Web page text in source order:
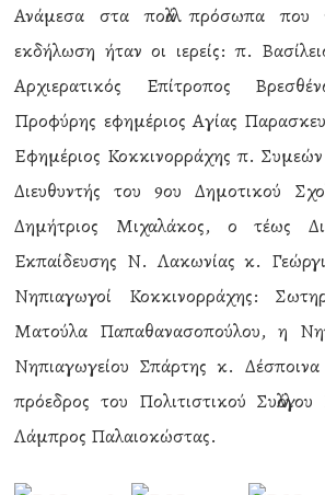
Ανάμεσα στα πολλά πρόσωπα που
εκδήλωση ήταν οι ιερείς: π.
Αρχιερατικός Επίτροπος
Προφύρης εφημέριος Αγίας
Εφημέριος Κοκκινορράχης π.
Διευθυντής του 9ου Δημοτικού
Δημήτριος Μιχαλάκος, ο τέως
Εκπαίδευσης Ν. Λακωνίας κ.
Νηπιαγωγοί Κοκκινορράχης:
Ματούλα Παπαθανασοπούλου, η
Νηπιαγωγείου Σπάρτης κ.
πρόεδρος του Πολιτιστικού
Λάμπρος Παλαιοκώστας.